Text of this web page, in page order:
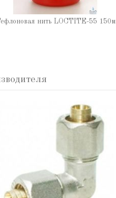
нить LOCTITE-55 150м